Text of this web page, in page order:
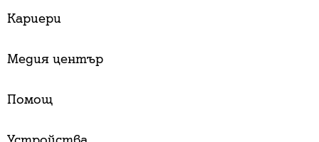
Кариери
Медия център
Помощ